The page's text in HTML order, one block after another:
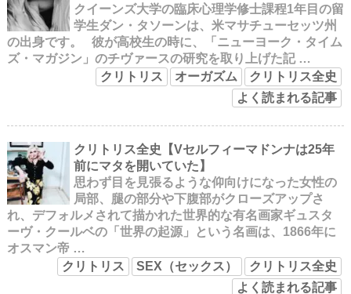
クイーンズ大学の臨床心理学修士課程1年目の留
学生ダン・タソーンは、米マサチューセッツ州
の出身です。 彼が高校生の時に、「ニューヨーク・タイム
ズ・マガジン」のチヴァースの研究を取り上げた記 …
クリトリス
オーガズム
クリトリス全史
よく読まれる記事
クリトリス全史【Vセルフィーマドンナは25年
前にマタを開いていた】
思わず目を見張るような仰向けになった女性の
局部、腿の部分や下腹部がクローズアップさ
れ、デフォルメされて描かれた世界的な有名画家ギュスタ
ーヴ・クールベの「世界の起源」という名画は、1866年に
オスマン帝 …
クリトリス
SEX（セックス）
クリトリス全史
よく読まれる記事